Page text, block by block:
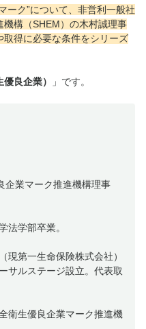
ーク”について、非営利一般社
構（SHEM）の木村誠理事
得に必要な条件をシリーズ
良企業） 」です。
企業マーク推進機構理事
法学部卒業。
現第一生命保険株式会社）
サルステージ設立。代表取
衛生優良企業マーク推進機